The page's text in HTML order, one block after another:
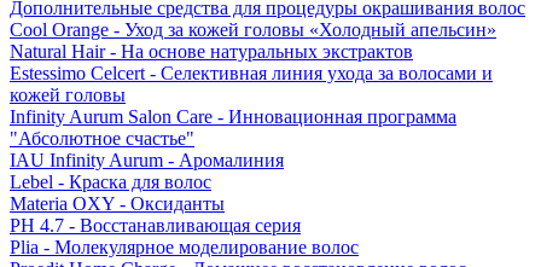
Дополнительные средства для процедуры окрашивания волос
Cool Orange - Уход за кожей головы «Холодный апельсин»
Natural Hair - На основе натуральных экстрактов
Estessimo Celcert - Селективная линия ухода за волосами и
кожей головы
Infinity Aurum Salon Care - Инновационная программа
"Абсолютное счастье"
IAU Infinity Aurum - Аромалиния
Lebel - Краска для волос
Materia OXY - Оксиданты
PH 4.7 - Восстанавливающая серия
Plia - Молекулярное моделирование волос